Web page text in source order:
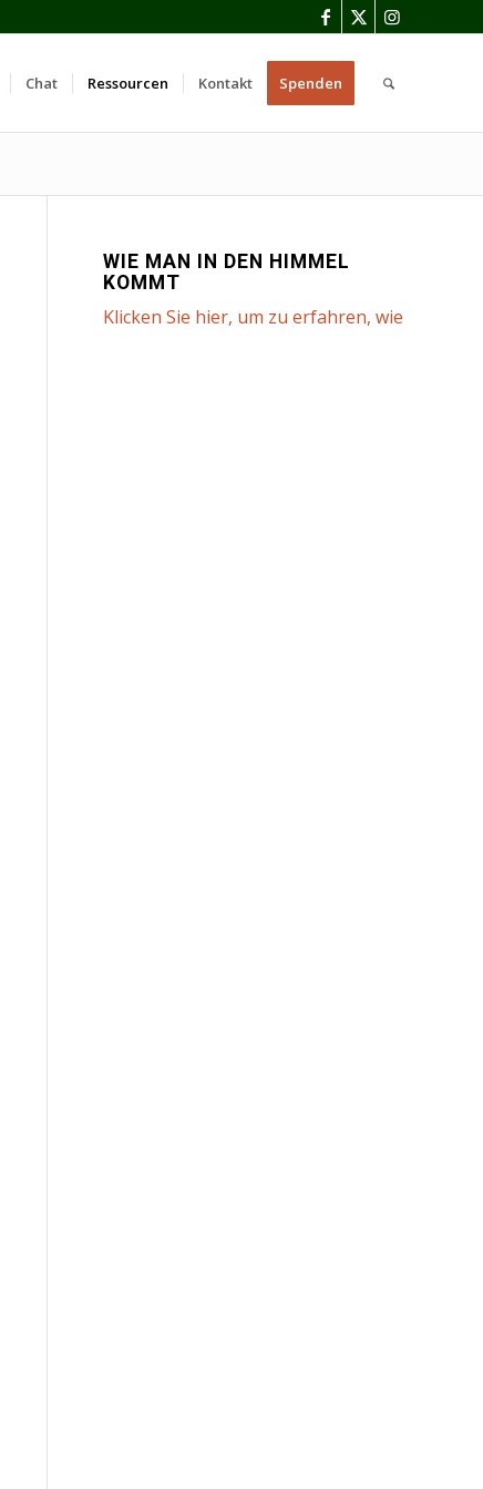
Chat Ressourcen Kontakt Spenden
WIE MAN IN DEN HIMMEL
KOMMT
Klicken Sie hier, um zu erfahren, wie